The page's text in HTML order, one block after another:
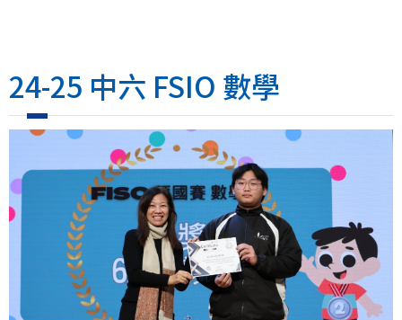
24-25 中六 FSIO 數學